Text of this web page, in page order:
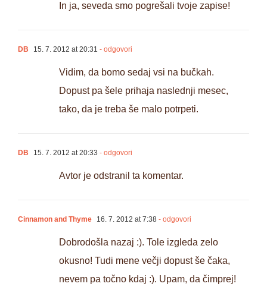
In ja, seveda smo pogrešali tvoje zapise!
DB 15. 7. 2012 at 20:31 - odgovori
Vidim, da bomo sedaj vsi na bučkah.
Dopust pa šele prihaja naslednji mesec,
tako, da je treba še malo potrpeti.
DB 15. 7. 2012 at 20:33 - odgovori
Avtor je odstranil ta komentar.
Cinnamon and Thyme 16. 7. 2012 at 7:38 - odgovori
Dobrodošla nazaj :). Tole izgleda zelo
okusno! Tudi mene večji dopust še čaka,
nevem pa točno kdaj :). Upam, da čimprej!